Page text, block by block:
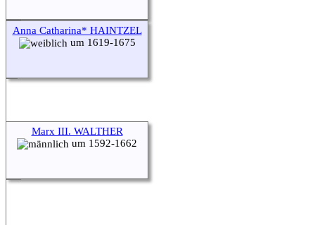
Anna Catharina* HAINTZEL
um 1619-1675
Marx III. WALTHER
um 1592-1662